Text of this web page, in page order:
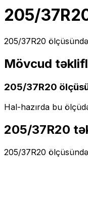
205/
205/37R20
Mövcud
205/37R20
Hal-hazırda bu
205/37R20
205/37R20